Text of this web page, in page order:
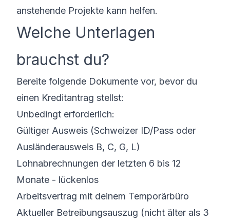
anstehende Projekte kann helfen.
Welche Unterlagen
brauchst du?
Bereite folgende Dokumente vor, bevor du
einen Kreditantrag stellst:
Unbedingt erforderlich:
Gültiger Ausweis (Schweizer ID/Pass oder
Ausländerausweis B, C, G, L)
Lohnabrechnungen der letzten 6 bis 12
Monate - lückenlos
Arbeitsvertrag mit deinem Temporärbüro
Aktueller Betreibungsauszug (nicht älter als 3